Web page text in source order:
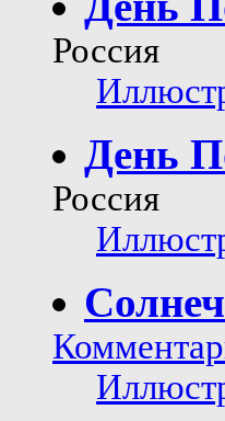
Россия
День
Россия